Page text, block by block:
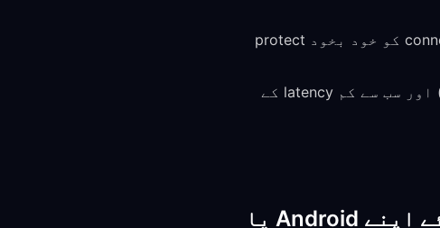
Mobile Legends launch کریں — VPN background میں چل کر آپ کی connection کو خود بخود protect
اپنے in-game ping کو check کریں (matches کے دوران دکھائی دیتا ہے) اور سب سے کم latency کے
اگر میں mobile data پر VPN service استعمال کرتے ہوئے اپنے Android یا